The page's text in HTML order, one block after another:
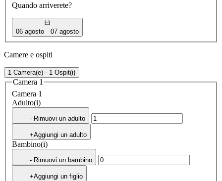
Quando arriverete?
06 agosto 07 agosto
Camere e ospiti
1 Camera(e) - 1 Ospit(i)
Camera 1
Camera 1
Adulto(i)
- Rimuovi un adulto
+Aggiungi un adulto
Bambino(i)
- Rimuovi un bambino
+Aggiungi un figlio